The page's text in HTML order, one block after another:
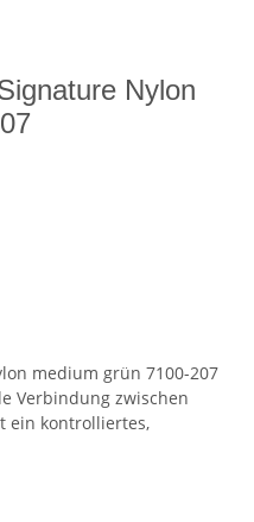
Nylon
medium grün 7100-207
Verbindung zwischen
ein kontrolliertes,